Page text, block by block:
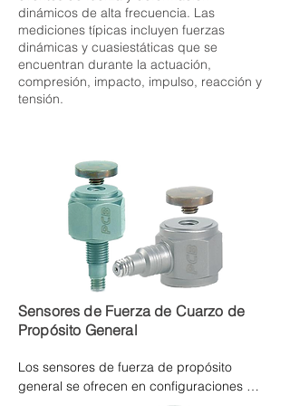
dinámicos de alta frecuencia. Las
mediciones típicas incluyen fuerzas
dinámicas y cuasiestáticas que se
encuentran durante la actuación,
compresión, impacto, impulso, reacción y
tensión.
Sensores de Fuerza de Cuarzo de
Propósito General
Los sensores de fuerza de propósito
general se ofrecen en configuraciones